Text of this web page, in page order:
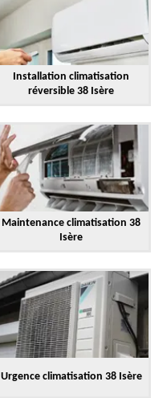
Installation climatisation
réversible 38 Isère
Maintenance climatisation 38
Isère
Urgence climatisation 38 Isère